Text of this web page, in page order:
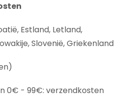
Estland, Letland,
Slovenië, Griekenland
0€ - 99€: verzendkosten